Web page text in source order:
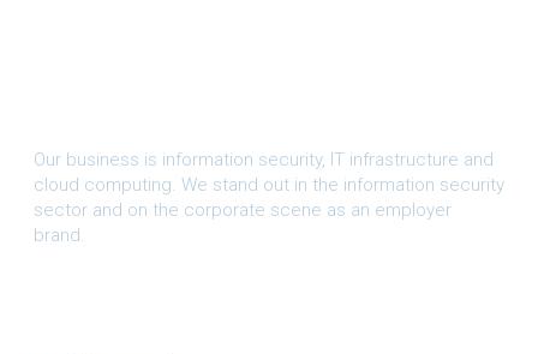
Our business is information security, IT infrastructure and
cloud computing. We stand out in the information security
sector and on the corporate scene as an employer
brand.